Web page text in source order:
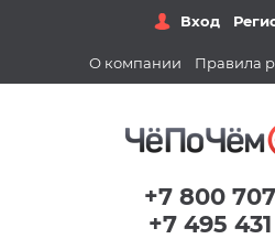
Вход
О компании Правила
+7 800
+7 495